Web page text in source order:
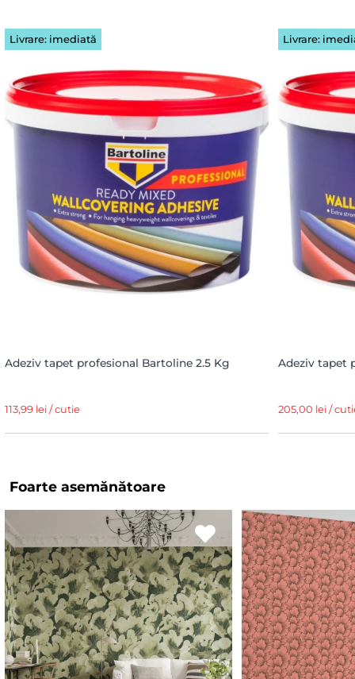
Livrare: imediată
Adeziv tapet profesional Bartoline 2.5 Kg
113,99 lei / cutie
Livrare:
Adeziv tapet
205,00 lei /
Foarte asemănătoare